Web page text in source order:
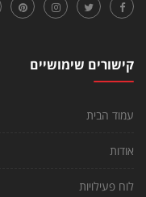
קישורים שימושיים
עמוד הבית
אודות
לוח פעילויות